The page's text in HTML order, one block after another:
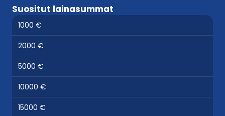
Suositut lainasummat
1000 €
2000 €
5000 €
10000 €
15000 €